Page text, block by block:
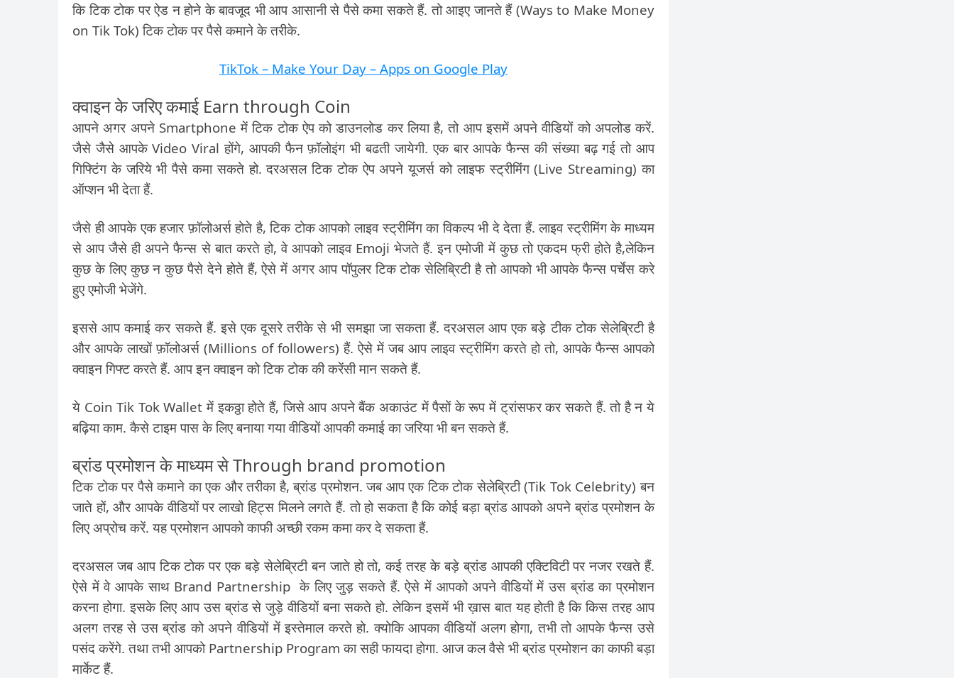
कि टिक टोक पर ऐड न होने के बावजूद भी आप आसानी से पैसे कमा सकते हैं. तो आइए जानते हैं (Ways to Make Money
on Tik Tok) टिक टोक पर पैसे कमाने के तरीके.
TikTok – Make Your Day – Apps on Google Play
क्वाइन के जरिए कमाई Earn through Coin
आपने अगर अपने Smartphone में टिक टोक ऐप को डाउनलोड कर लिया है, तो आप इसमें अपने वीडियों को अपलोड करें.
जैसे जैसे आपके Video Viral होंगे, आपकी फैन फ़ॉलोइंग भी बढती जायेगी. एक बार आपके फैन्स की संख्या बढ़ गई तो आप
गिफ्टिंग के जरिये भी पैसे कमा सकते हो. दरअसल टिक टोक ऐप अपने यूजर्स को लाइफ स्ट्रीमिंग (Live Streaming) का
ऑप्शन भी देता हैं.
जैसे ही आपके एक हजार फ़ॉलोअर्स होते है, टिक टोक आपको लाइव स्ट्रीमिंग का विकल्प भी दे देता हैं. लाइव स्ट्रीमिंग के माध्यम
से आप जैसे ही अपने फैन्स से बात करते हो, वे आपको लाइव Emoji भेजते हैं. इन एमोजी में कुछ तो एकदम फ्री होते है,लेकिन
कुछ के लिए कुछ न कुछ पैसे देने होते हैं, ऐसे में अगर आप पॉपुलर टिक टोक सेलिब्रिटी है तो आपको भी आपके फैन्स पर्चेस करे
हुए एमोजी भेजेंगे.
इससे आप कमाई कर सकते हैं. इसे एक दूसरे तरीके से भी समझा जा सकता हैं. दरअसल आप एक बड़े टीक टोक सेलेब्रिटी है
और आपके लाखों फ़ॉलोअर्स (Millions of followers) हैं. ऐसे में जब आप लाइव स्ट्रीमिंग करते हो तो, आपके फैन्स आपको
क्वाइन गिफ्ट करते हैं. आप इन क्वाइन को टिक टोक की करेंसी मान सकते हैं.
ये Coin Tik Tok Wallet में इकठ्ठा होते हैं, जिसे आप अपने बैंक अकाउंट में पैसों के रूप में ट्रांसफर कर सकते हैं. तो है न ये
बढ़िया काम. कैसे टाइम पास के लिए बनाया गया वीडियों आपकी कमाई का जरिया भी बन सकते हैं.
ब्रांड प्रमोशन के माध्यम से Through brand promotion
टिक टोक पर पैसे कमाने का एक और तरीका है, ब्रांड प्रमोशन. जब आप एक टिक टोक सेलेब्रिटी (Tik Tok Celebrity) बन
जाते हों, और आपके वीडियों पर लाखो हिट्स मिलने लगते हैं. तो हो सकता है कि कोई बड़ा ब्रांड आपको अपने ब्रांड प्रमोशन के
लिए अप्रोच करें. यह प्रमोशन आपको काफी अच्छी रकम कमा कर दे सकता हैं.
दरअसल जब आप टिक टोक पर एक बड़े सेलेब्रिटी बन जाते हो तो, कई तरह के बड़े ब्रांड आपकी एक्टिविटी पर नजर रखते हैं.
ऐसे में वे आपके साथ Brand Partnership के लिए जुड़ सकते हैं. ऐसे में आपको अपने वीडियों में उस ब्रांड का प्रमोशन
करना होगा. इसके लिए आप उस ब्रांड से जुड़े वीडियों बना सकते हो. लेकिन इसमें भी ख़ास बात यह होती है कि किस तरह आप
अलग तरह से उस ब्रांड को अपने वीडियों में इस्तेमाल करते हो. क्योकि आपका वीडियों अलग होगा, तभी तो आपके फैन्स उसे
पसंद करेंगे. तथा तभी आपको Partnership Program का सही फायदा होगा. आज कल वैसे भी ब्रांड प्रमोशन का काफी बड़ा
मार्केट हैं.